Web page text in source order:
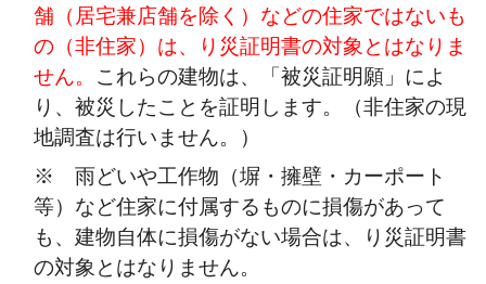
舗（居宅兼店舗を除く）などの住家ではないも
の（非住家）は、り災証明書の対象とはなりま
せん。 これらの建物は、「被災証明願」によ
り、被災したことを証明します。（非住家の現
地調査は行いません。）
※ 雨どいや工作物（塀・擁壁・カーポート
等）など住家に付属するものに損傷があって
も、建物自体に損傷がない場合は、り災証明書
の対象とはなりません。